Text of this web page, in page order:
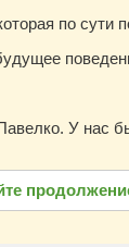
по сути
У нас